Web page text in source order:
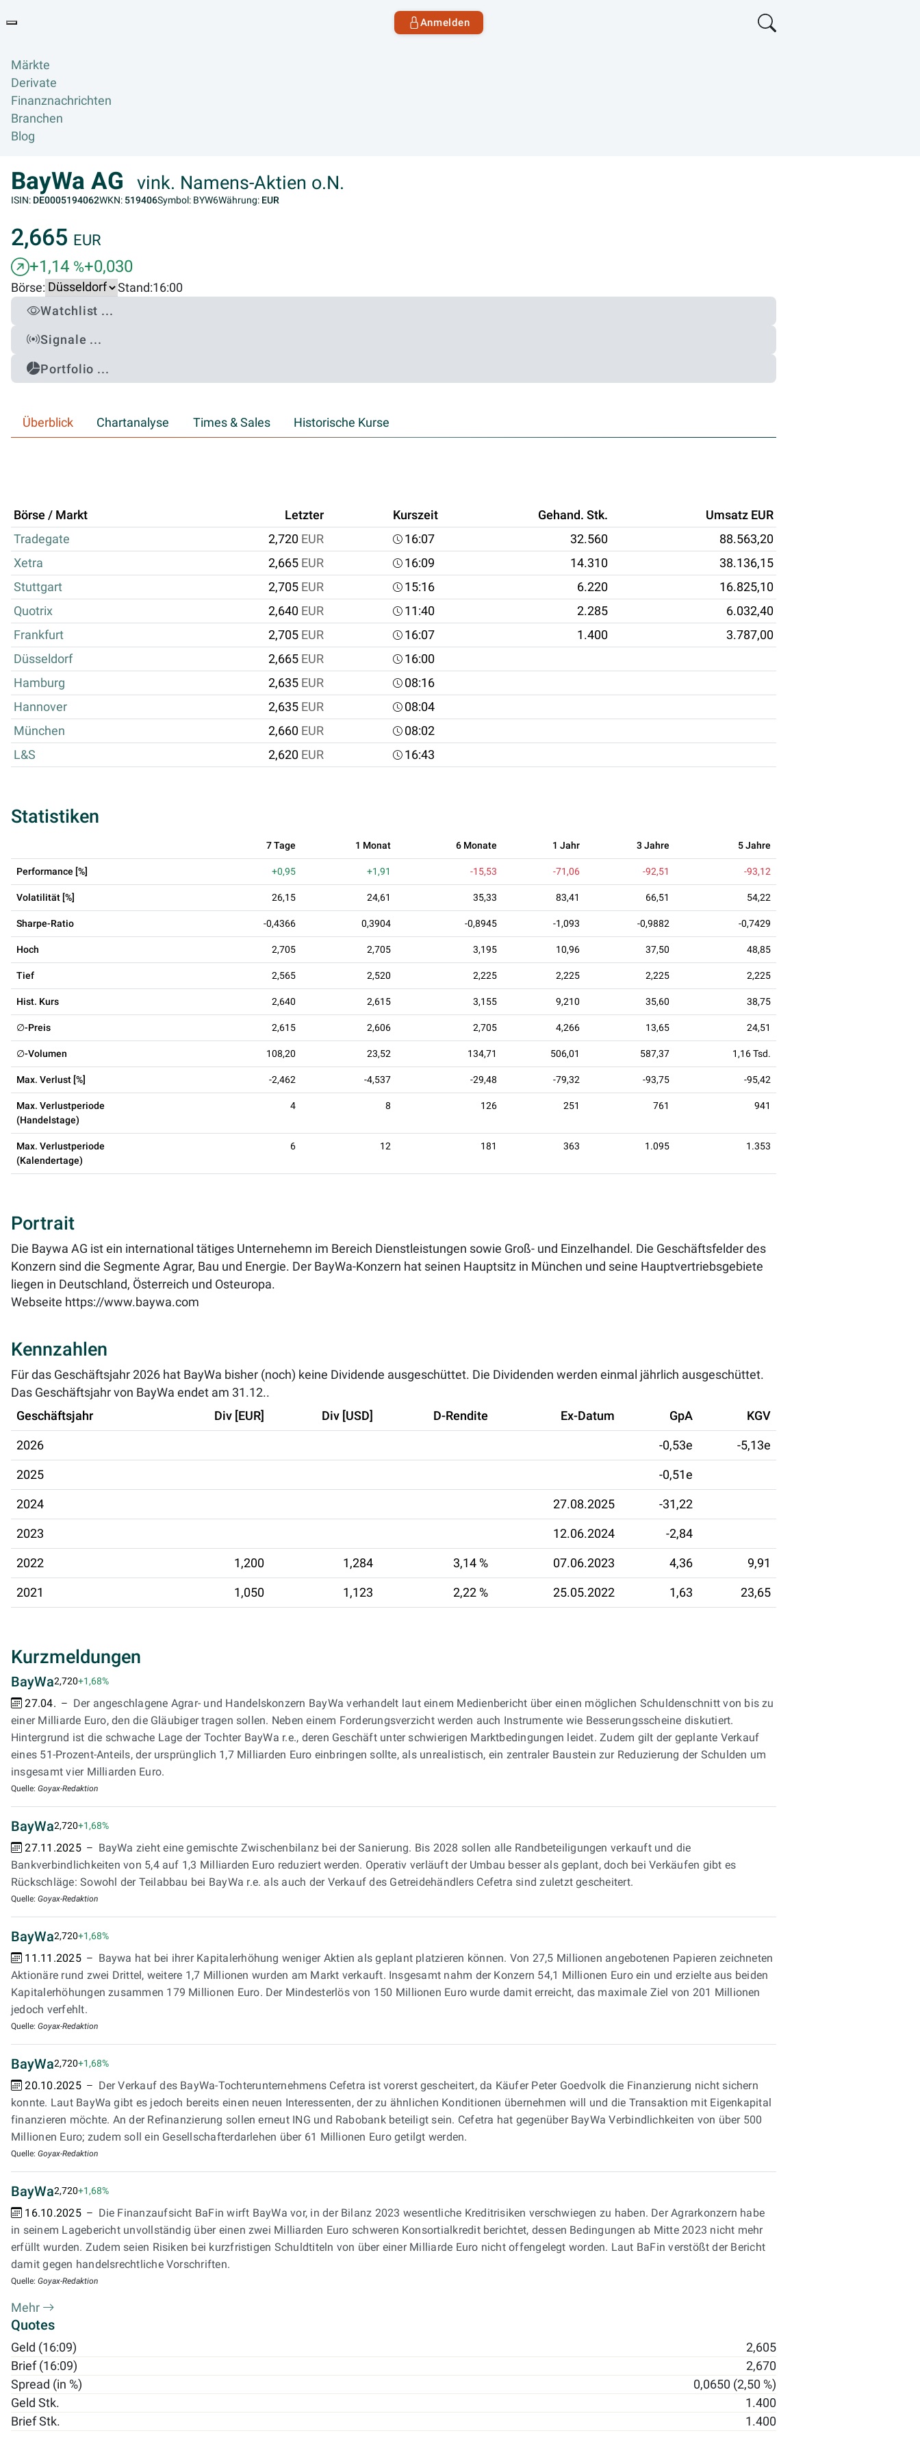
Anmelden
Märkte
Derivate
Finanznachrichten
Branchen
Blog
BayWa AG vink. Namens-Aktien o.N.
ISIN: DE0005194062WKN: 519406Symbol: BYW6Währung: EUR
2,665 EUR
+1,14 %+0,030
Börse: Stand:16:00
Watchlist ...
Signale ...
Portfolio ...
Überblick Chartanalyse Times & Sales Historische Kurse
Börse / Markt Letzter Kurszeit Gehand. Stk.
Umsatz EUR
Tradegate
2,720 EUR 16:07 32.560
88.563,20
Xetra
2,665 EUR 16:09 14.310
38.136,15
Stuttgart
2,705 EUR 15:16 6.220
16.825,10
Quotrix
2,640 EUR 11:40 2.285
6.032,40
Frankfurt
2,705 EUR 16:07 1.400
3.787,00
Düsseldorf
2,665 EUR
16:00
Hamburg
2,635 EUR
08:16
Hannover
2,635 EUR
08:04
München
2,660 EUR
08:02
L&S
2,620 EUR 16:43
Statistiken
7 Tage 1 Monat 6 Monate 1 Jahr 3 Jahre 5 Jahre
Performance [%] +0,95 +1,91 -15,53 -71,06 -92,51 -93,12
Volatilität [%] 26,15 24,61 35,33 83,41 66,51 54,22
Sharpe-Ratio -0,4366 0,3904 -0,8945 -1,093 -0,9882 -0,7429
Hoch 2,705 2,705 3,195 10,96 37,50 48,85
Tief 2,565 2,520 2,225 2,225 2,225 2,225
Hist. Kurs 2,640 2,615 3,155 9,210 35,60 38,75
∅-Preis 2,615 2,606 2,705 4,266 13,65 24,51
∅-Volumen 108,20 23,52 134,71 506,01 587,37 1,16 Tsd.
Max. Verlust [%] -2,462 -4,537 -29,48 -79,32 -93,75 -95,42
Max. Verlustperiode
(Handelstage)
4 8 126 251 761 941
Max. Verlustperiode
(Kalendertage)
6 12 181 363 1.095 1.353
Portrait
Die Baywa AG ist ein international tätiges Unternehemn im Bereich Dienstleistungen sowie Groß- und Einzelhandel. Die Geschäftsfelder des
Konzern sind die Segmente Agrar, Bau und Energie. Der BayWa-Konzern hat seinen Hauptsitz in München und seine Hauptvertriebsgebiete
liegen in Deutschland, Österreich und Osteuropa.
Webseite https://www.baywa.com
Kennzahlen
Für das Geschäftsjahr 2026 hat BayWa bisher (noch) keine Dividende ausgeschüttet. Die Dividenden werden einmal jährlich ausgeschüttet.
Das Geschäftsjahr von BayWa endet am 31.12..
Geschäftsjahr
Div [EUR] Div [USD] D-Rendite Ex-Datum GpA KGV
2026 -0,53e -5,13e
2025 -0,51e
2024 27.08.2025 -31,22
2023 12.06.2024 -2,84
2022 1,200 1,284 3,14 % 07.06.2023 4,36 9,91
2021 1,050 1,123 2,22 % 25.05.2022 1,63 23,65
Kurzmeldungen
BayWa2,720+1,68%
27.04.
Der angeschlagene Agrar- und Handelskonzern BayWa verhandelt laut einem Medienbericht über einen möglichen Schuldenschnitt von bis zu
einer Milliarde Euro, den die Gläubiger tragen sollen. Neben einem Forderungsverzicht werden auch Instrumente wie Besserungsscheine diskutiert.
Hintergrund ist die schwache Lage der Tochter BayWa r.e., deren Geschäft unter schwierigen Marktbedingungen leidet. Zudem gilt der geplante Verkauf
eines 51-Prozent-Anteils, der ursprünglich 1,7 Milliarden Euro einbringen sollte, als unrealistisch, ein zentraler Baustein zur Reduzierung der Schulden um
insgesamt vier Milliarden Euro.
Quelle: Goyax-Redaktion
BayWa2,720+1,68%
27.11.2025
BayWa zieht eine gemischte Zwischenbilanz bei der Sanierung. Bis 2028 sollen alle Randbeteiligungen verkauft und die
Bankverbindlichkeiten von 5,4 auf 1,3 Milliarden Euro reduziert werden. Operativ verläuft der Umbau besser als geplant, doch bei Verkäufen gibt es
Rückschläge: Sowohl der Teilabbau bei BayWa r.e. als auch der Verkauf des Getreidehändlers Cefetra sind zuletzt gescheitert.
Quelle: Goyax-Redaktion
BayWa2,720+1,68%
11.11.2025
Baywa hat bei ihrer Kapitalerhöhung weniger Aktien als geplant platzieren können. Von 27,5 Millionen angebotenen Papieren zeichneten
Aktionäre rund zwei Drittel, weitere 1,7 Millionen wurden am Markt verkauft. Insgesamt nahm der Konzern 54,1 Millionen Euro ein und erzielte aus beiden
Kapitalerhöhungen zusammen 179 Millionen Euro. Der Mindesterlös von 150 Millionen Euro wurde damit erreicht, das maximale Ziel von 201 Millionen
jedoch verfehlt.
Quelle: Goyax-Redaktion
BayWa2,720+1,68%
20.10.2025
Der Verkauf des BayWa-Tochterunternehmens Cefetra ist vorerst gescheitert, da Käufer Peter Goedvolk die Finanzierung nicht sichern
konnte. Laut BayWa gibt es jedoch bereits einen neuen Interessenten, der zu ähnlichen Konditionen übernehmen will und die Transaktion mit Eigenkapital
finanzieren möchte. An der Refinanzierung sollen erneut ING und Rabobank beteiligt sein. Cefetra hat gegenüber BayWa Verbindlichkeiten von über 500
Millionen Euro; zudem soll ein Gesellschafterdarlehen über 61 Millionen Euro getilgt werden.
Quelle: Goyax-Redaktion
BayWa2,720+1,68%
16.10.2025
Die Finanzaufsicht BaFin wirft BayWa vor, in der Bilanz 2023 wesentliche Kreditrisiken verschwiegen zu haben. Der Agrarkonzern habe
in seinem Lagebericht unvollständig über einen zwei Milliarden Euro schweren Konsortialkredit berichtet, dessen Bedingungen ab Mitte 2023 nicht mehr
erfüllt wurden. Zudem seien Risiken bei kurzfristigen Schuldtiteln von über einer Milliarde Euro nicht offengelegt worden. Laut BaFin verstößt der Bericht
damit gegen handelsrechtliche Vorschriften.
Quelle: Goyax-Redaktion
Mehr
Quotes
Geld (16:09)
2,605
Brief (16:09)
2,670
Spread (in %)
0,0650 (2,50 %)
Geld Stk.
1.400
Brief Stk.
1.400